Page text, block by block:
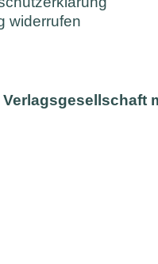
widerrufen